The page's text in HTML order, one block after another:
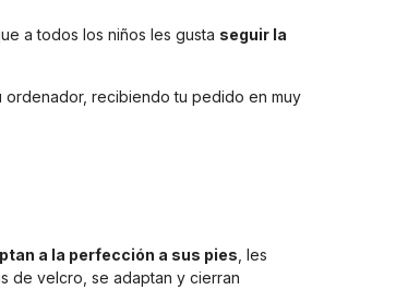
a todos los niños les gusta seguir la
recibiendo tu pedido en muy
a la perfección a sus pies , les
de velcro, se adaptan y cierran